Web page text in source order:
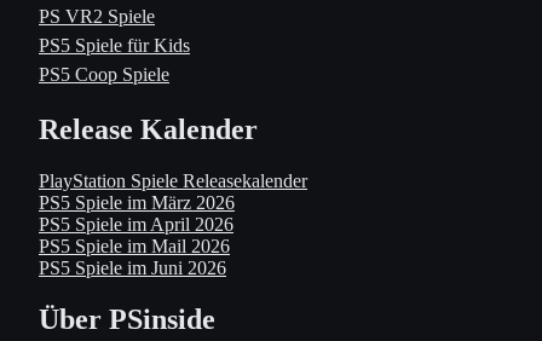
PS VR2 Spiele
PS5 Spiele für Kids
PS5 Coop Spiele
Release Kalender
PlayStation Spiele Releasekalender
PS5 Spiele im März 2026
PS5 Spiele im April 2026
PS5 Spiele im Mail 2026
PS5 Spiele im Juni 2026
Über PSinside